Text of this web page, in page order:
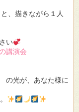
と、描きながら１人
い
講演会
の光が、あなた様に